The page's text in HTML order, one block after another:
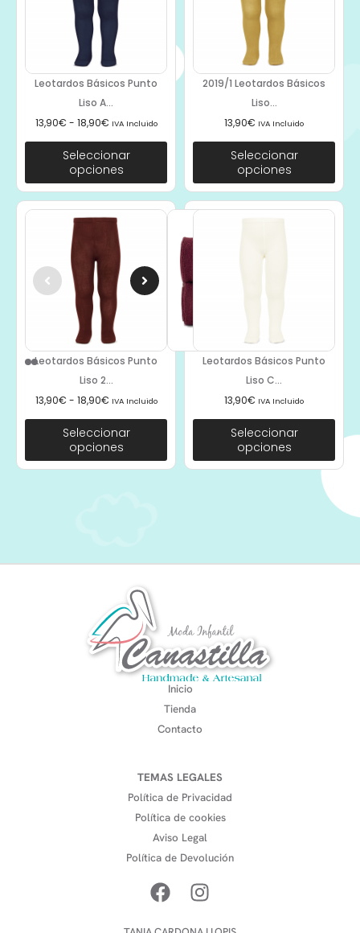
Leotardos Básicos Punto
Liso A...
13,90€ - 18,90€ IVA Incluido
Seleccionar
opciones
2019/1 Leotardos Básicos
Liso...
13,90€ IVA Incluido
Seleccionar
opciones
Leotardos Básicos Punto
Liso 2...
13,90€ - 18,90€ IVA Incluido
Seleccionar
opciones
Leotardos Básicos Punto
Liso C...
13,90€ IVA Incluido
Seleccionar
opciones
Inicio
Tienda
Contacto
TEMAS LEGALES
Política de Privacidad
Política de cookies
Aviso Legal
Política de Devolución